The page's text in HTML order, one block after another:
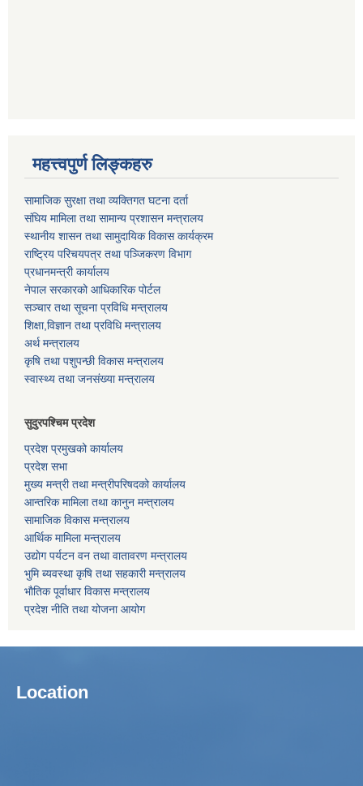
महत्त्वपुर्ण लिङ्कहरु
सामाजिक सुरक्षा तथा व्यक्तिगत घटना दर्ता
संघिय मामिला तथा सामान्य प्रशासन मन्त्रालय
स्थानीय शासन तथा सामुदायिक विकास कार्यक्रम
राष्ट्रिय परिचयपत्र तथा पञ्जिकरण विभाग
प्रधानमन्त्री कार्यालय
नेपाल सरकारको आधिकारिक पोर्टल
सञ्‍चार तथा सूचना प्रविधि मन्त्रालय
शिक्षा,विज्ञान तथा प्रविधि मन्त्रालय
अर्थ मन्त्रालय
कृषि तथा पशुपन्छी विकास मन्त्रालय
स्वास्थ्य तथा जनसंख्या मन्त्रालय
सुदुरपश्चिम प्रदेश
प्रदेश प्रमुखको कार्यालय
प्रदेश सभा
मुख्य मन्त्री तथा मन्त्रीपरिषदको कार्यालय
आन्तरिक मामिला तथा कानुन मन्त्रालय
सामाजिक विकास मन्त्रालय
आर्थिक मामिला मन्त्रालय
उद्याेग पर्यटन वन तथा वातावरण मन्त्रालय
भुमि ब्यवस्था कृषि तथा सहकारी मन्त्रालय
भाैतिक पूर्वाधार विकास मन्त्रालय
प्रदेश नीति तथा योजना आयोग
Location